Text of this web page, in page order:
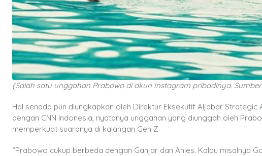
(Salah satu unggahan Prabowo di akun Instagram pribadinya.
Hal senada pun diungkapkan oleh Direktur Eksekutif Aljabar
dengan CNN Indonesia, nyatanya unggahan yang diunggah oleh
memperkuat suaranya di kalangan Gen Z.
“Prabowo cukup berbeda dengan Ganjar dan Anies. Kalau misalnya